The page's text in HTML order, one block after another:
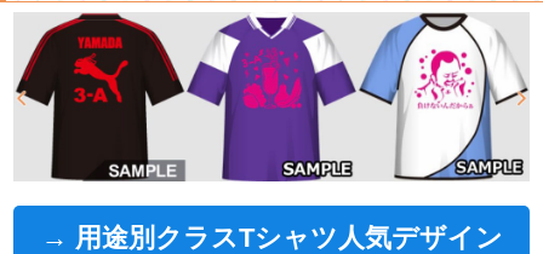
→ 用途別クラスTシャツ人気デザイン